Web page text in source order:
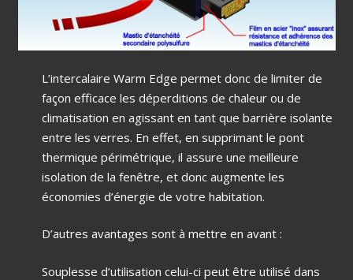
L’intercalaire Warm Edge permet donc de limiter de
façon efficace les déperditions de chaleur ou de
climatisation en agissant en tant que barrière isolante
entre les verres. En effet, en supprimant le pont
thermique périmétrique, il assure une meilleure
isolation de la fenêtre, et donc augmente les
économies d’énergie de votre habitation.
D’autres avantages sont à mettre en avant :
Souplesse d’utilisation celui-ci peut être utilisé dans